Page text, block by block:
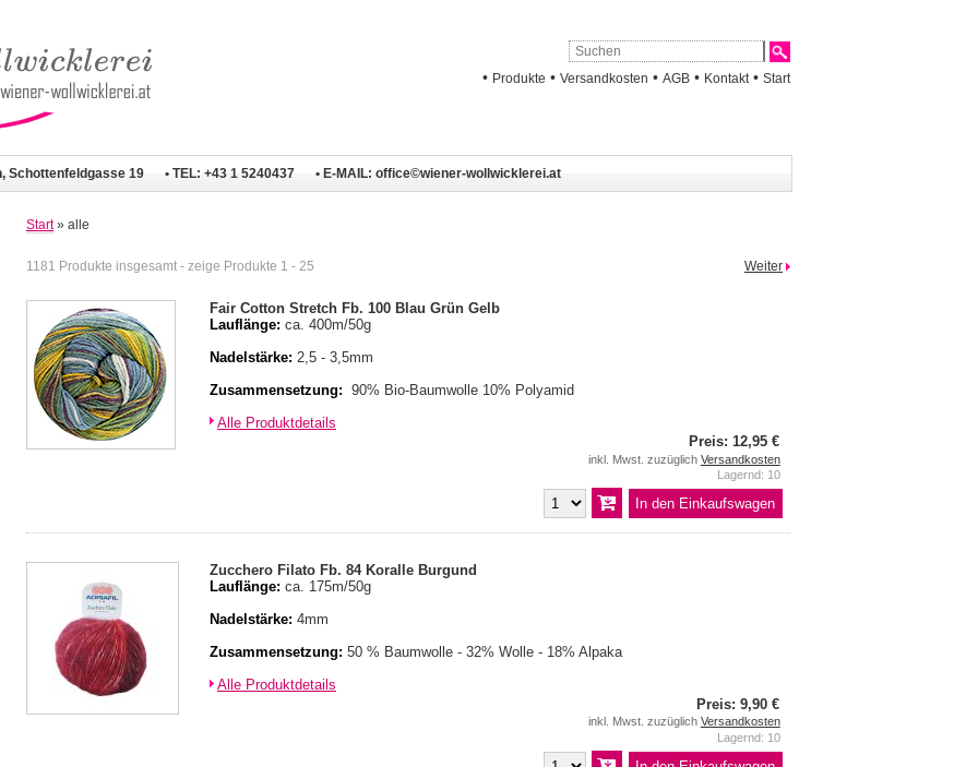
• Produkte • Versandkosten • AGB • Kontakt • Start
Schottenfeldgasse 19 • TEL: +43 1 5240437 • E-MAIL:office©wiener-wollwicklerei.at
Start» alle
1181 Produkte insgesamt - zeige Produkte 1 - 25 Weiter
Fair Cotton Stretch Fb. 100 Blau Grün Gelb
Lauflänge: ca. 400m/50g
Nadelstärke: 2,5 - 3,5mm
Zusammensetzung: 90% Bio-Baumwolle 10% Polyamid
Alle Produktdetails
Preis: 12,95 €
inkl. Mwst. zuzüglich Versandkosten
Lagernd: 10
Zucchero Filato Fb. 84 Koralle Burgund
Lauflänge: ca. 175m/50g
Nadelstärke: 4mm
Zusammensetzung: 50 % Baumwolle - 32% Wolle - 18% Alpaka
Alle Produktdetails
Preis: 9,90 €
inkl. Mwst. zuzüglich Versandkosten
Lagernd: 10